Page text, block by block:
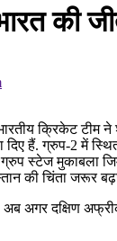
की
क्रिकेट टीम ने
हैं. ग्रुप-2 में
स्टेज मुकाबला
की चिंता जरूर
अब अगर दक्षिण